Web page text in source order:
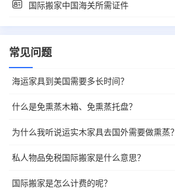
国际搬家中国海关所需证件
常见问题
海运家具到美国需要多长时间？
什么是免熏蒸木箱、免熏蒸托盘？
为什么我听说运实木家具去国外需要做熏蒸？
私人物品免税国际搬家是什么意思？
国际搬家是怎么计费的呢？